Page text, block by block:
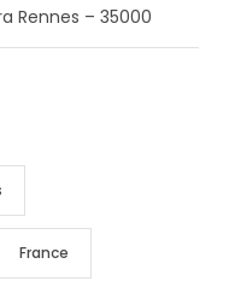
Rennes – 35000
France